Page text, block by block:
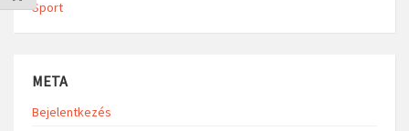
Sport
META
Bejelentkezés